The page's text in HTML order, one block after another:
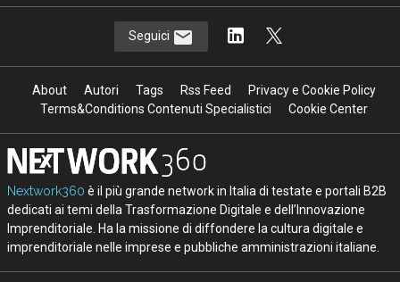
Seguici
About Autori Tags Rss Feed
Privacy e Cookie Policy
Terms&Conditions Contenuti Specialistici
Cookie Center
Nextwork360 è il più grande network in Italia di testate e portali B2B
dedicati ai temi della Trasformazione Digitale e dell’Innovazione
Imprenditoriale. Ha la missione di diffondere la cultura digitale e
imprenditoriale nelle imprese e pubbliche amministrazioni italiane.